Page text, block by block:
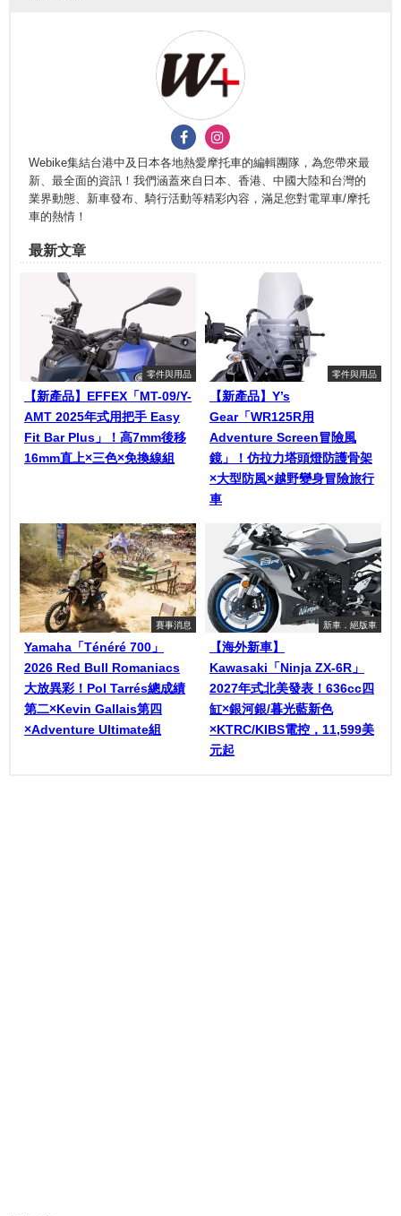
Webike集結台港中及日本各地熱愛摩托車的編輯團隊，為您帶來最
新、最全面的資訊！我們涵蓋來自日本、香港、中國大陸和台灣的
業界動態、新車發布、騎行活動等精彩內容，滿足您對電單車/摩托
車的熱情！
最新文章
零件與用品
【新產品】EFFEX「MT-09/Y-
AMT 2025年式用把手 Easy
Fit Bar Plus」！高7mm後移
16mm直上×三色×免換線組
零件與用品
【新產品】Y’s
Gear「WR125R用
Adventure Screen冒險風
鏡」！仿拉力塔頭燈防護骨架
×大型防風×越野變身冒險旅行
車
賽事消息
Yamaha「Ténéré 700」
2026 Red Bull Romaniacs
大放異彩！Pol Tarrés總成績
第二×Kevin Gallais第四
×Adventure Ultimate組
新車．絕版車
【海外新車】
Kawasaki「Ninja ZX-6R」
2027年式北美發表！636cc四
缸×銀河銀/暮光藍新色
×KTRC/KIBS電控，11,599美
元起